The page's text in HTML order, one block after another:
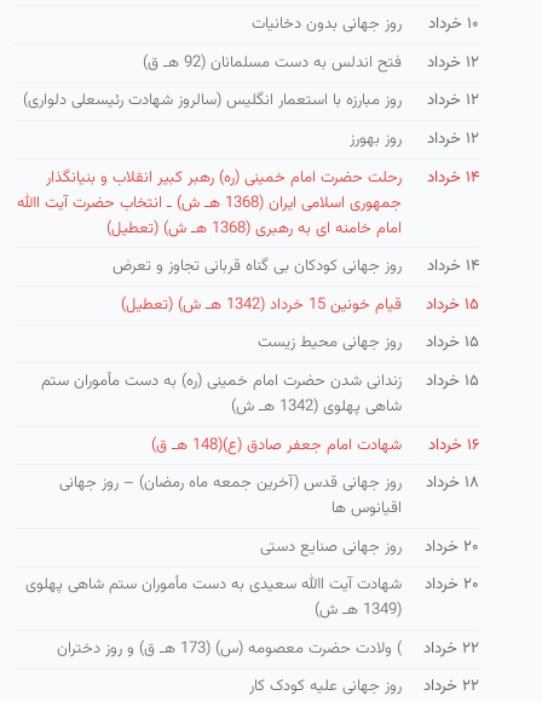
۱۰ خرداد
روز جهانی بدون دخانیات
۱۲ خرداد
فتح اندلس به دست مسلمانان (92 هـ ق)
۱۲ خرداد
روز مبارزه با استعمار انگلیس (سالروز شهادت رئیسعلی دلواری)
۱۲ خرداد
روز بهورز
۱۴ خرداد
رحلت حضرت امام خمینی (ره) رهبر كبیر انقلاب و بنیانگذار
جمهوری اسلامی ایران (1368 هـ ش) ـ انتخاب حضرت آیت االله
امام خامنه ای به رهبری (1368 هـ ش) (تعطیل)
۱۴ خرداد
روز جهانی کودکان بی گناه قربانی تجاوز و تعرض
۱۵ خرداد
قیام خونین 15 خرداد (1342 هـ ش) (تعطیل)
۱۵ خرداد
روز جهانی محیط زیست
۱۵ خرداد
زندانی شدن حضرت امام خمینی (ره) به دست مأموران ستم
شاهی پهلوی (1342 هـ ش)
۱۶ خرداد
شهادت امام جعفر صادق (ع)(148 هـ ق)
۱۸ خرداد
روز جهانی قدس (آخرین جمعه ماه رمضان) – روز جهانی
اقیانوس ها
۲۰ خرداد
روز جهانی صنایع دستی
۲۰ خرداد
شهادت آیت االله سعیدی به دست مأموران ستم شاهی پهلوی
(1349 هـ ش)
۲۲ خرداد
) ولادت حضرت معصومه (س) (173 هـ ق) و روز دختران
۲۲ خرداد
روز جهانی علیه کودک کار